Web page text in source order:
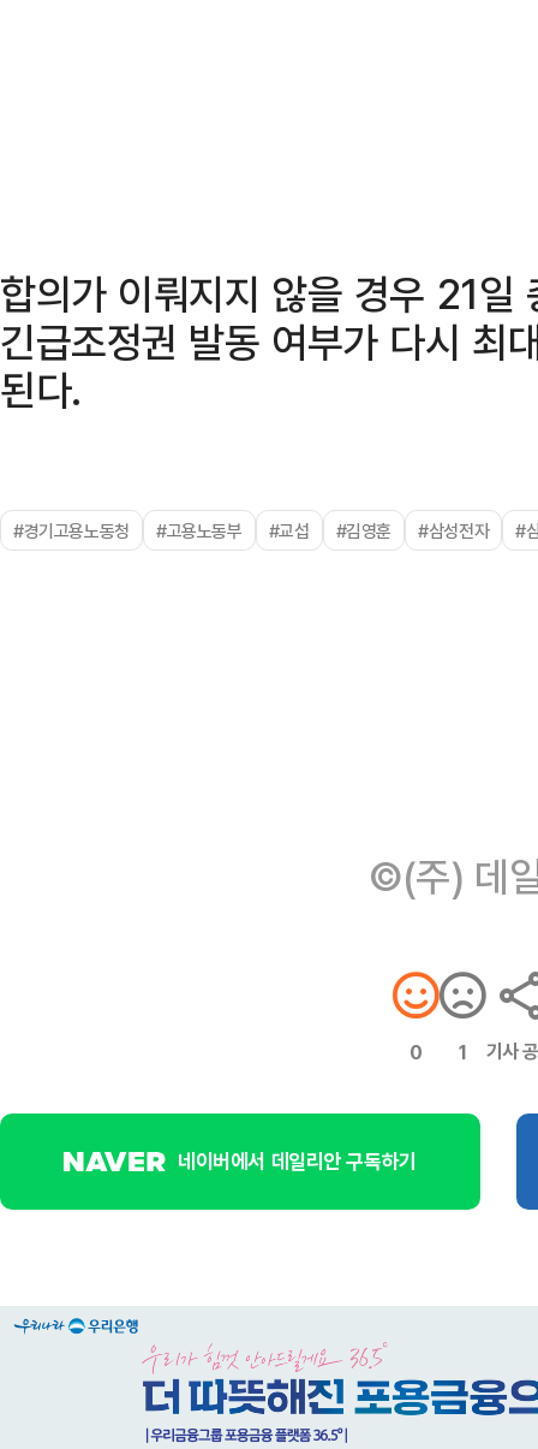
합의가 이뤄지지 않을 경우 21일
긴급조정권 발동 여부가 다시 최
된다.
#경기고용노동청 #고용노동부 #교섭 #김영훈 #삼성전자 #
©(주) 데
0 1 기사
네이버에서 데일리안 구독하기